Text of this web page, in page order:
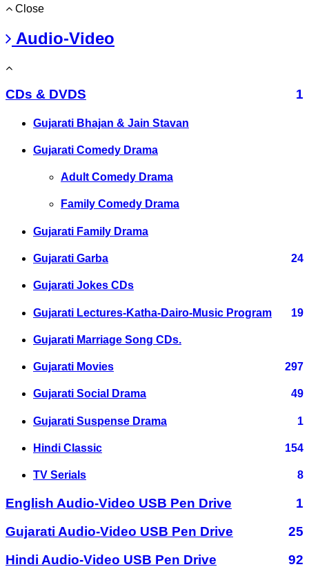
Close
Audio-Video
CDs & DVDS 1
Gujarati Bhajan & Jain Stavan
Gujarati Comedy Drama
Adult Comedy Drama
Family Comedy Drama
Gujarati Family Drama
Gujarati Garba 24
Gujarati Jokes CDs
Gujarati Lectures-Katha-Dairo-Music Program 19
Gujarati Marriage Song CDs.
Gujarati Movies 297
Gujarati Social Drama 49
Gujarati Suspense Drama 1
Hindi Classic 154
TV Serials 8
English Audio-Video USB Pen Drive
1
Gujarati Audio-Video USB Pen Drive
25
Hindi Audio-Video USB Pen Drive
92